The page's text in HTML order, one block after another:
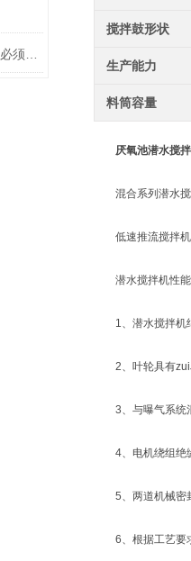
搅拌鼓形状
生产能力
料筒容量
厌氧池潜水搅
混合系列潜水搅
低速推流搅拌机
潜水搅拌机性能
1、潜水搅拌机结
2、叶轮具有
3、与曝气系统混
4、电机绕组绝缘
5、两道机械密
6、根据工艺要求